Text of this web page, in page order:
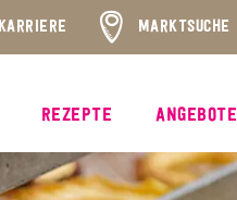
KARRIERE MARKTSUCHE
REZEPTE ANGEBOTE